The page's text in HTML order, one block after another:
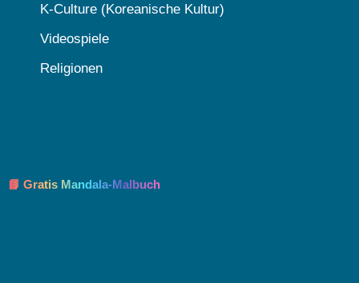
K-Culture (Koreanische Kultur)
Videospiele
Religionen
📘 Gratis Mandala-Malbuch